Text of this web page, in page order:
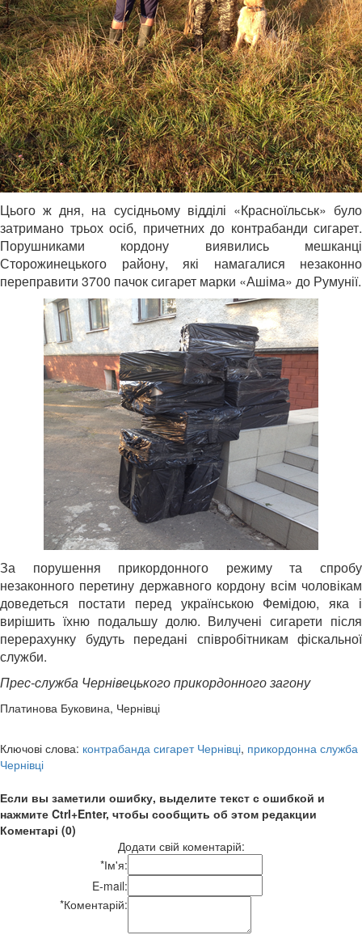
Цього ж дня, на сусідньому відділі «Красноїльськ» було
затримано трьох осіб, причетних до контрабанди сигарет.
Порушниками кордону виявились мешканці
Сторожинецького району, які намагалися незаконно
переправити 3700 пачок сигарет марки «Ашіма» до Румунії.
За порушення прикордонного режиму та спробу
незаконного перетину державного кордону всім чоловікам
доведеться постати перед українською Фемідою, яка і
вирішить їхню подальшу долю. Вилучені сигарети після
перерахунку будуть передані співробітникам фіскальної
служби.
Прес-служба Чернівецького прикордонного загону
Платинова Буковина, Чернівці
Ключові слова: контрабанда сигарет Чернівці, прикордонна служба
Чернівці
Если вы заметили ошибку, выделите текст с ошибкой и
нажмите Ctrl+Enter, чтобы сообщить об этом редакции
Коментарі (0)
Додати свій коментарій:
*Ім'я:
E-mail:
*Коментарій: